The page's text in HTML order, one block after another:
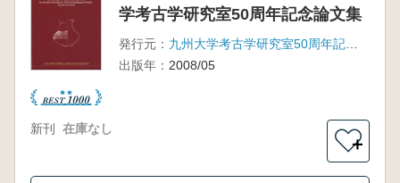
学考古学研究室50周年記念論文集
発行元：
九州大学考古学研究室50周年記念論文集刊行会
出版年： 2008/05
新刊 在庫なし
＋